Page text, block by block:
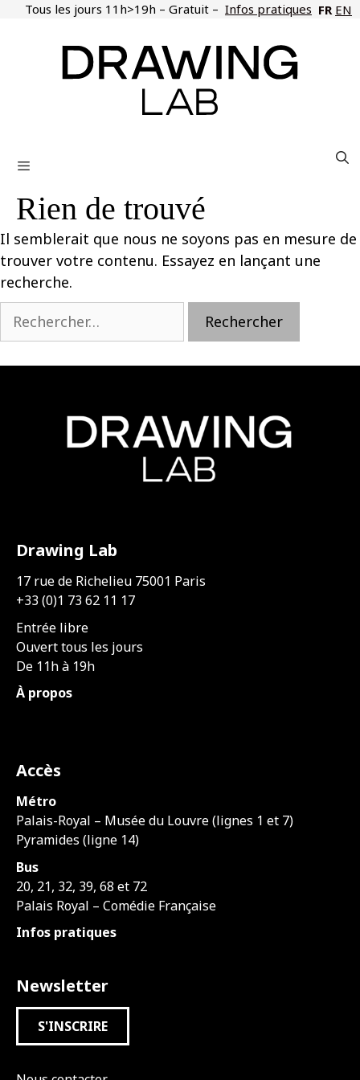
AllerTous les jours 11h>19h – Gratuit – Infos pratiques FR EN
Rien de trouvé
Il semblerait que nous ne soyons pas en mesure de
trouver votre contenu. Essayez en lançant une
recherche.
Rechercher :
Drawing Lab
17 rue de Richelieu 75001 Paris
+33 (0)1 73 62 11 17
Entrée libre
Ouvert tous les jours
De 11h à 19h
À propos
Accès
Métro
Palais-Royal – Musée du Louvre (lignes 1 et 7)
Pyramides (ligne 14)
Bus
20, 21, 32, 39, 68 et 72
Palais Royal – Comédie Française
Infos pratiques
Newsletter
S'INSCRIRE